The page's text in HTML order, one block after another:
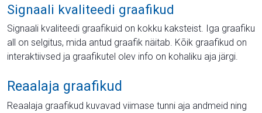
Signaali kvaliteedi graafikud
Signaali kvaliteedi graafikuid on kokku kaksteist. Iga graafiku
all on selgitus, mida antud graafik näitab. Kõik graafikud on
interaktiivsed ja graafikutel olev info on kohaliku aja järgi.
Reaalaja graafikud
Reaalaja graafikud kuvavad viimase tunni aja andmeid ning